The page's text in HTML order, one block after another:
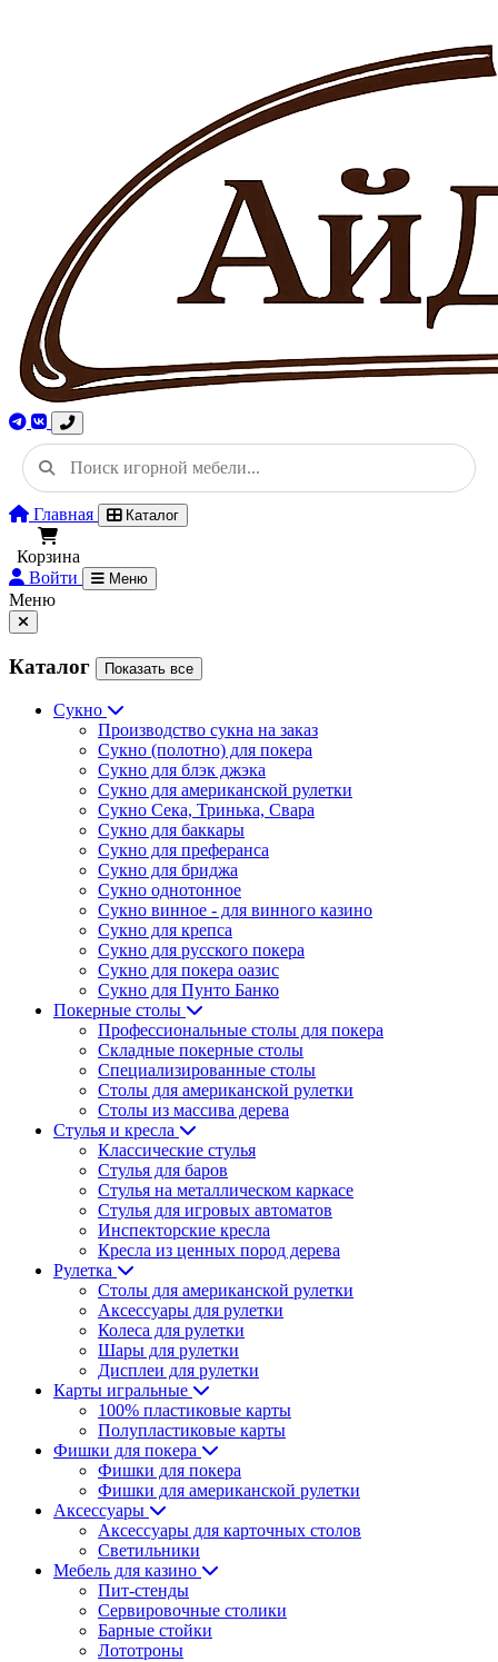
Главная Каталог
Корзина
Войти
Меню
Меню
Каталог Показать все
Сукно
Производство сукна на заказ
Сукно (полотно) для покера
Сукно для блэк джэка
Сукно для американской рулетки
Сукно Сека, Тринька, Свара
Сукно для баккары
Сукно для преферанса
Сукно для бриджа
Сукно однотонное
Сукно винное - для винного казино
Сукно для крепса
Сукно для русского покера
Сукно для покера оазис
Сукно для Пунто Банко
Покерные столы
Профессиональные столы для покера
Складные покерные столы
Специализированные столы
Столы для американской рулетки
Столы из массива дерева
Стулья и кресла
Классические стулья
Стулья для баров
Стулья на металлическом каркасе
Стулья для игровых автоматов
Инспекторские кресла
Кресла из ценных пород дерева
Рулетка
Столы для американской рулетки
Аксессуары для рулетки
Колеса для рулетки
Шары для рулетки
Дисплеи для рулетки
Карты игральные
100% пластиковые карты
Полупластиковые карты
Фишки для покера
Фишки для покера
Фишки для американской рулетки
Аксессуары
Аксессуары для карточных столов
Светильники
Мебель для казино
Пит-стенды
Сервировочные столики
Барные стойки
Лототроны